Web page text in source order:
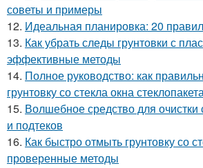
советы и примеры
12. Идеальная планировка: 20
13. Как убрать следы грунтовки с
эффективные методы
14. Полное руководство: как
грунтовку со стекла окна
15. Волшебное средство для очистки
и подтеков
16. Как быстро отмыть грунтовку со
проверенные методы